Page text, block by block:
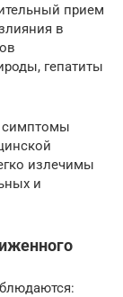
прием
в
гепатиты
симптомы
излечимы
и